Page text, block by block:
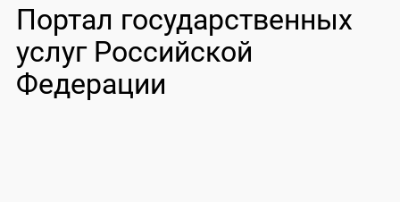
Портал государственных
услуг Российской
Федерации